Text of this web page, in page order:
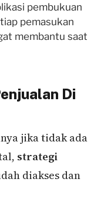
pembukuan
pemasukan
membantu saat
Di
jika tidak ada
strategi
diakses dan